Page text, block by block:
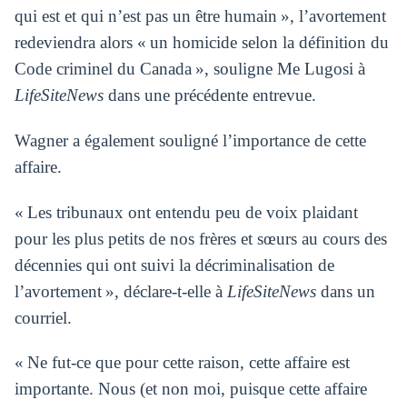
qui est et qui n’est pas un être humain », l’avortement
redeviendra alors « un homicide selon la définition du
Code criminel du Canada », souligne Me Lugosi à
LifeSiteNewsdans une précédente entrevue.
Wagner a également souligné l’importance de cette
affaire.
« Les tribunaux ont entendu peu de voix plaidant
pour les plus petits de nos frères et sœurs au cours des
décennies qui ont suivi la décriminalisation de
l’avortement », déclare-t-elle à LifeSiteNewsdans un
courriel.
« Ne fut-ce que pour cette raison, cette affaire est
importante. Nous (et non moi, puisque cette affaire